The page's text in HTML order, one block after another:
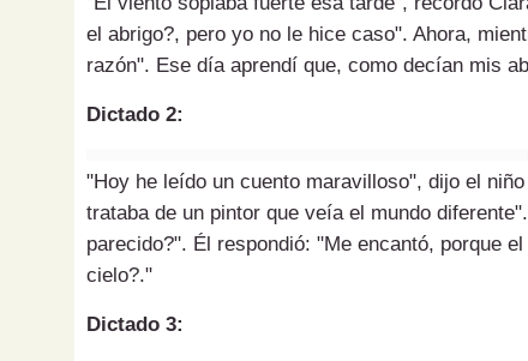
el abrigo?, pero yo no le hice caso". Ahora,
razón". Ese día aprendí que, como decían mis
Dictado 2:
"Hoy he leído un cuento maravilloso", dijo el
trataba de un pintor que veía el mundo
parecido?". Él respondió: "Me encantó, porque
cielo?."
Dictado 3: